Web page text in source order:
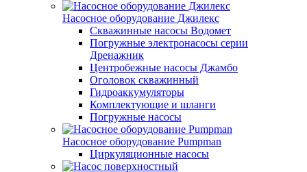
Насосное оборудование Джилекс
Скважинные насосы Водомет
Погружные электронасосы серии
Дренажник
Центробежные насосы Джамбо
Оголовок скважинный
Гидроаккумуляторы
Комплектующие и шланги
Погружные насосы
Насосное оборудование Pumpman
Циркуляционные насосы